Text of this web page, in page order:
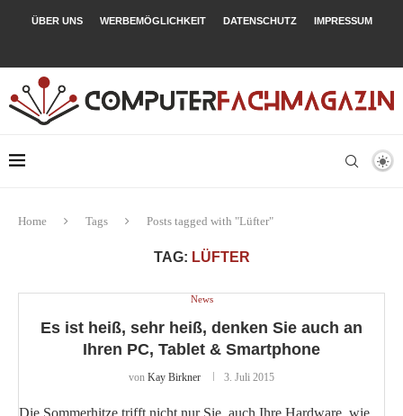
ÜBER UNS WERBEMÖGLICHKEIT DATENSCHUTZ IMPRESSUM
Home Tags Posts tagged with "Lüfter"
TAG: LÜFTER
News
Es ist heiß, sehr heiß, denken Sie auch an
Ihren PC, Tablet & Smartphone
von Kay Birkner 3. Juli 2015
Die Sommerhitze trifft nicht nur Sie, auch Ihre Hardware, wie